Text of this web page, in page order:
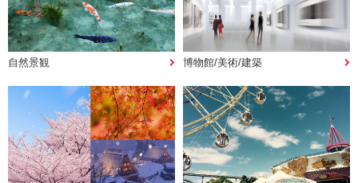
自然景観 博物館/美術/建築